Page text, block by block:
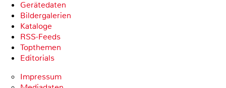
Gerätedaten
Bildergalerien
Kataloge
RSS-Feeds
Topthemen
Editorials
Impressum